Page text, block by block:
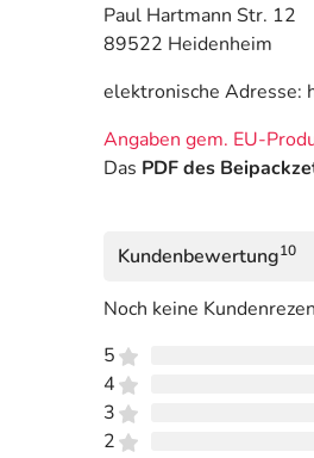
Paul Hartmann Str. 12
89522 Heidenheim
elektronische Adresse:
Angaben gem. EU-
Das PDF des
Kundenbewertung10
Noch keine
5
4
3
2